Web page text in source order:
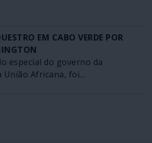
EM CABO VERDE POR
especial do governo da
União Africana, foi...